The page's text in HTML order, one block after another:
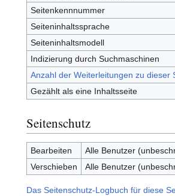
Seitenkennnummer
Seiteninhaltssprache
Seiteninhaltsmodell
Indizierung durch Suchmaschinen
Anzahl der Weiterleitungen zu dieser
Gezählt als eine Inhaltsseite
Seitenschutz
Bearbeiten
Alle Benutzer
Verschieben
Alle Benutzer
Das Seitenschutz-Logbuch für diese